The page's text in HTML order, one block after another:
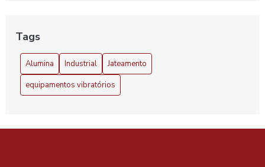
Abrasivo para Polir Metais: Dicas e Benefícios
Abrasivo para Polir Metais: Guia Completo
Abrasivo plástico é a solução ideal para acabamentos
Abrasivo Plástico Preço: Conheça os Melhores
Tags
Alumina Industrial
Jateamento
equipamentos vibratórios